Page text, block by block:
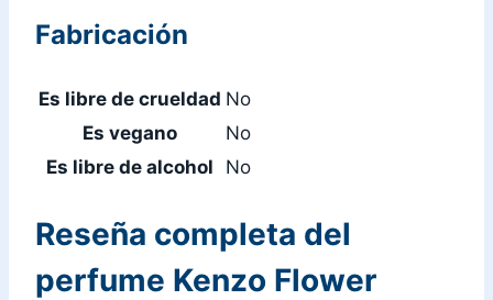
Fabricación
Es libre de crueldad No
Es vegano
No
Es libre de alcohol
No
Reseña completa del
perfume Kenzo Flower